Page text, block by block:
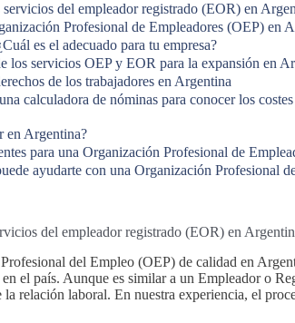
del empleador registrado (EOR) en
Profesional de Empleadores (OEP) en
es el adecuado para tu empresa?
los servicios OEP y EOR para la expansión en
de los trabajadores en Argentina
calculadora de nóminas para conocer los
en Argentina?
para una Organización Profesional de
ayudarte con una Organización Profesional
del empleador registrado (EOR) en
del Empleo (OEP) de calidad en
el país. Aunque es similar a un Empleador o
la relación laboral. En nuestra experiencia, el